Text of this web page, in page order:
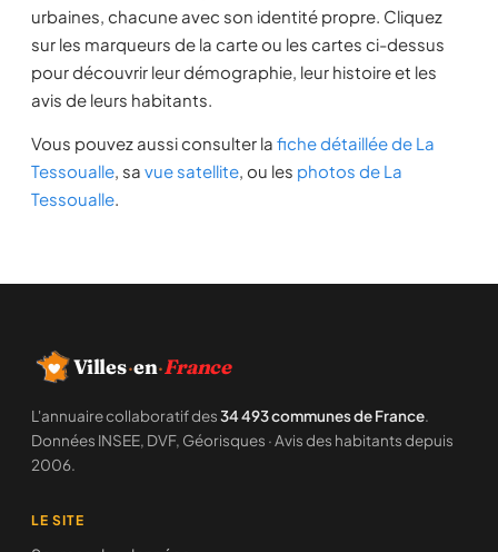
urbaines, chacune avec son identité propre. Cliquez
sur les marqueurs de la carte ou les cartes ci-dessus
pour découvrir leur démographie, leur histoire et les
avis de leurs habitants.
Vous pouvez aussi consulter la fiche détaillée de La
Tessoualle, sa vue satellite, ou les photos de La
Tessoualle.
Villes·en·France
L'annuaire collaboratif des34 493 communes de France.
Données INSEE, DVF, Géorisques · Avis des habitants depuis
2006.
LE SITE